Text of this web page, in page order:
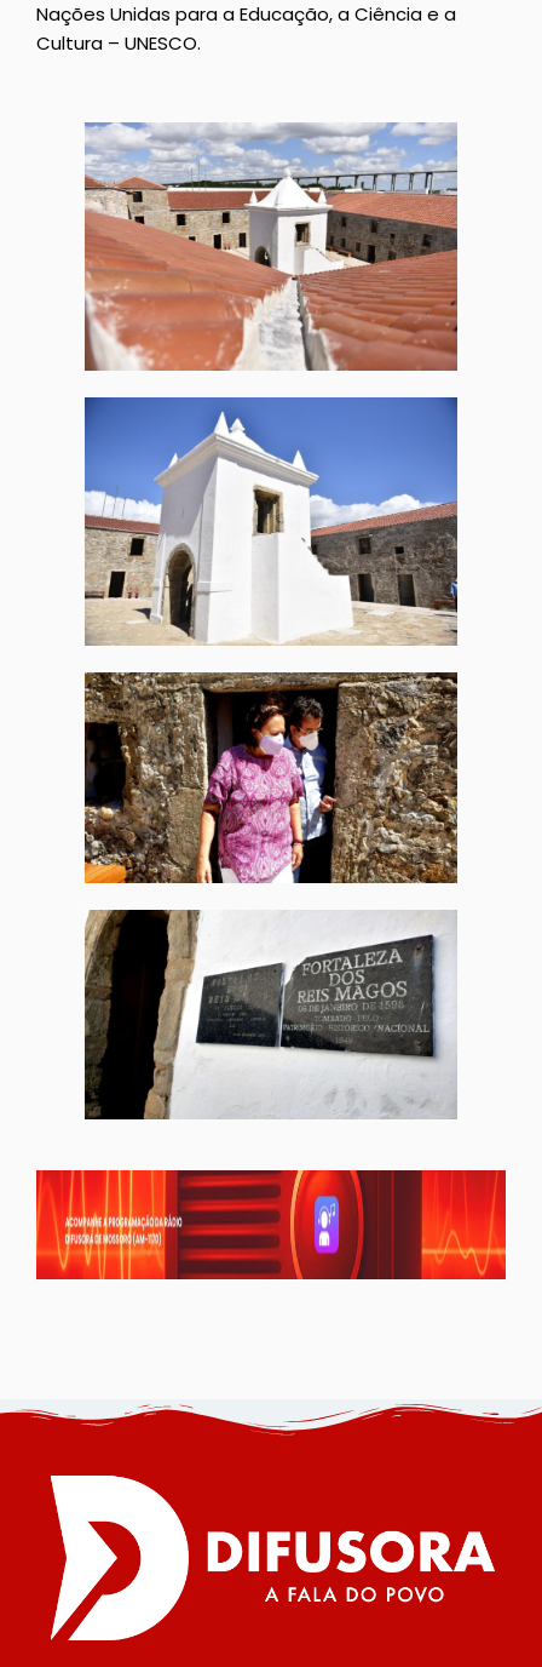
Nações Unidas para a Educação, a Ciência e a
Cultura – UNESCO.